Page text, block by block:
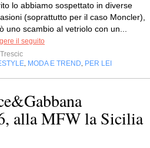
lo abbiamo sospettato in diverse
(soprattutto per il caso Moncler),
uno scambio al vetriolo con un...
il seguito
Trescic
MODA E TREND PER LEI
alla MFW la Sicilia